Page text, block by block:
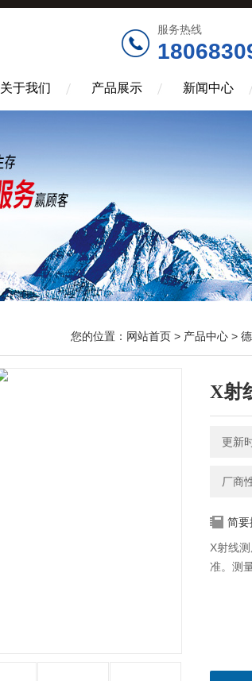
服务热线
关于我们 产品展示 新闻中心
您的位置： 网站首页 > 产品中心 >
X射
更新
厂商
简要
X射线
准。测